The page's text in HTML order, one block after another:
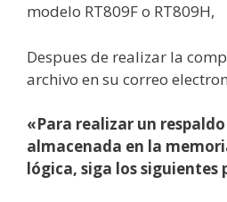
modelo RT809F o RT809H,
Despues de realizar la
archivo en su correo
«Para realizar un
almacenada en la
lógica, siga los siguientes